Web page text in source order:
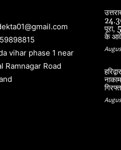
vihar phase 1 near
Ramnagar Road
पूरा,
के